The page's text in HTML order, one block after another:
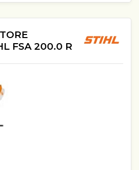
FSA 200.0 R